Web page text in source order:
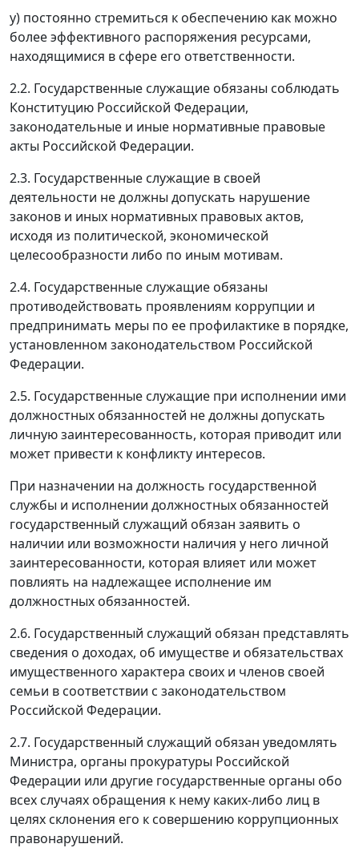
у) постоянно стремиться к обеспечению как можно
более эффективного распоряжения ресурсами,
находящимися в сфере его ответственности.
2.2. Государственные служащие обязаны соблюдать
Конституцию Российской Федерации,
законодательные и иные нормативные правовые
акты Российской Федерации.
2.3. Государственные служащие в своей
деятельности не должны допускать нарушение
законов и иных нормативных правовых актов,
исходя из политической, экономической
целесообразности либо по иным мотивам.
2.4. Государственные служащие обязаны
противодействовать проявлениям коррупции и
предпринимать меры по ее профилактике в порядке,
установленном законодательством Российской
Федерации.
2.5. Государственные служащие при исполнении ими
должностных обязанностей не должны допускать
личную заинтересованность, которая приводит или
может привести к конфликту интересов.
При назначении на должность государственной
службы и исполнении должностных обязанностей
государственный служащий обязан заявить о
наличии или возможности наличия у него личной
заинтересованности, которая влияет или может
повлиять на надлежащее исполнение им
должностных обязанностей.
2.6. Государственный служащий обязан представлять
сведения о доходах, об имуществе и обязательствах
имущественного характера своих и членов своей
семьи в соответствии с законодательством
Российской Федерации.
2.7. Государственный служащий обязан уведомлять
Министра, органы прокуратуры Российской
Федерации или другие государственные органы обо
всех случаях обращения к нему каких-либо лиц в
целях склонения его к совершению коррупционных
правонарушений.